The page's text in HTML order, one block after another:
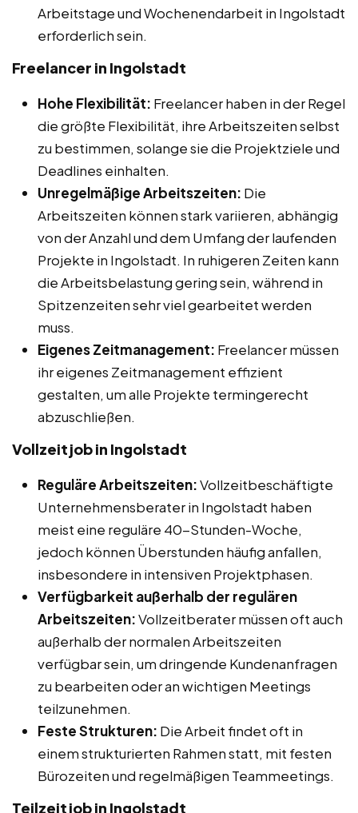
Arbeitstage und Wochenendarbeit in Ingolstadt
erforderlich sein.
Freelancer in Ingolstadt
Hohe Flexibilität: Freelancer haben in der Regel
die größte Flexibilität, ihre Arbeitszeiten selbst
zu bestimmen, solange sie die Projektziele und
Deadlines einhalten.
Unregelmäßige Arbeitszeiten: Die
Arbeitszeiten können stark variieren, abhängig
von der Anzahl und dem Umfang der laufenden
Projekte in Ingolstadt. In ruhigeren Zeiten kann
die Arbeitsbelastung gering sein, während in
Spitzenzeiten sehr viel gearbeitet werden
muss.
Eigenes Zeitmanagement: Freelancer müssen
ihr eigenes Zeitmanagement effizient
gestalten, um alle Projekte termingerecht
abzuschließen.
Vollzeitjob in Ingolstadt
Reguläre Arbeitszeiten:Vollzeitbeschäftigte
Unternehmensberater in Ingolstadt haben
meist eine reguläre 40-Stunden-Woche,
jedoch können Überstunden häufig anfallen,
insbesondere in intensiven Projektphasen.
Verfügbarkeit außerhalb der regulären
Arbeitszeiten:Vollzeitberater müssen oft auch
außerhalb der normalen Arbeitszeiten
verfügbar sein, um dringende Kundenanfragen
zu bearbeiten oder an wichtigen Meetings
teilzunehmen.
Feste Strukturen: Die Arbeit findet oft in
einem strukturierten Rahmen statt, mit festen
Bürozeiten und regelmäßigen Teammeetings.
Teilzeitjob in Ingolstadt